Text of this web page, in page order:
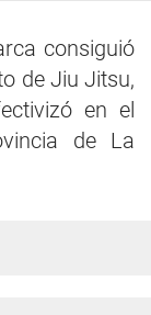
consiguió
de Jiu Jitsu,
en el
de La